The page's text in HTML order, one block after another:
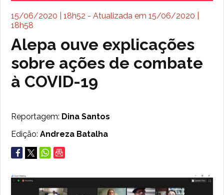
15/06/2020 | 18h52 - Atualizada em 15/06/2020 |
18h58
Alepa ouve explicações
sobre ações de combate
à COVID-19
Reportagem: Dina Santos
Edição:Andreza Batalha